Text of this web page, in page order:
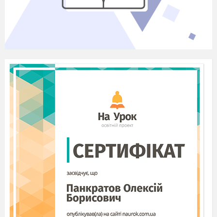
Краса й духовність існують поза
чуєте слово інформація ?
Робота
,
робота в парах )
https://learningapps.org/display?v=pxrh6huft17
Знайдіть зашифровані слова ( по діагоналі ,
вертикалі чи горизонталі )
Преса , інтернет , медіа, факти , модератор,
мережа, вісті, відомості .
«Не бійтесь заглядати у словник…»
У вас на парті словник з теми .
Передивіться , проаналізуйте значення
слів . Уведіть 2 слова у речення . Що ви